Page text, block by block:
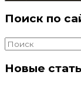
Поиск по
Новые